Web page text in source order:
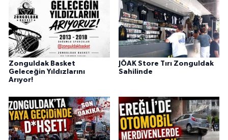
Zonguldak Basket
Geleceğin Yıldızlarını
Arıyor!
JÖAK Store Tırı Zonguldak
Sahilinde